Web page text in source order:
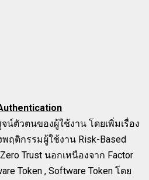
น์ตัวตนของผู้ใช้งาน โดยเพิ่มเรื่อง
ฤติกรรมผู้ใช้งาน Risk-Based
Trust นอกเหนืองจาก Factor
Token , Software Token โดย